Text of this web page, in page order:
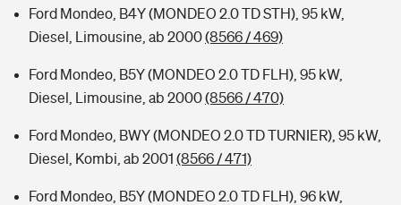
Ford Mondeo, B4Y (MONDEO 2.0 TD STH), 95 kW,
Diesel, Limousine, ab 2000(8566 / 469)
Ford Mondeo, B5Y (MONDEO 2.0 TD FLH), 95 kW,
Diesel, Limousine, ab 2000(8566 / 470)
Ford Mondeo, BWY (MONDEO 2.0 TD TURNIER), 95 kW,
Diesel, Kombi, ab 2001 (8566 / 471)
Ford Mondeo, B5Y (MONDEO 2.0 TD FLH), 96 kW,